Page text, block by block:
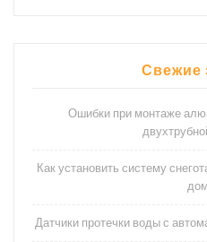
Свежие
Ошибки при монтаже
Как установить систему
Датчики протечки воды с